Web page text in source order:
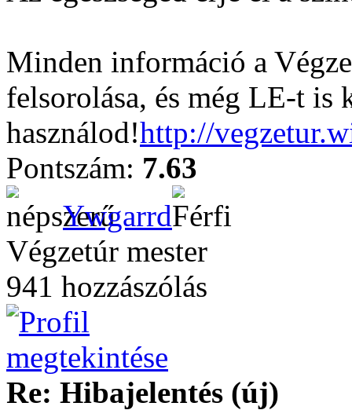
Minden információ a
felsorolása, és még LE-t is
használod!http://
Pontszám: 7.63
Ywgarrd
Végzetúr mester
941 hozzászólás
Re: Hibajelentés (új)